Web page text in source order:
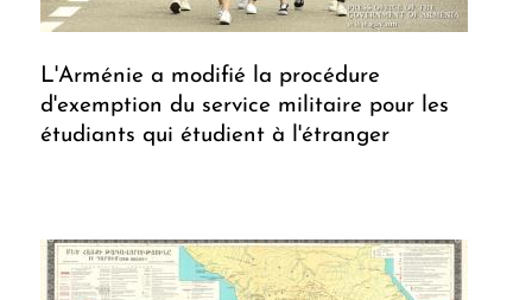
L'Arménie a modifié la procédure
d'exemption du service militaire pour les
étudiants qui étudient à l'étranger